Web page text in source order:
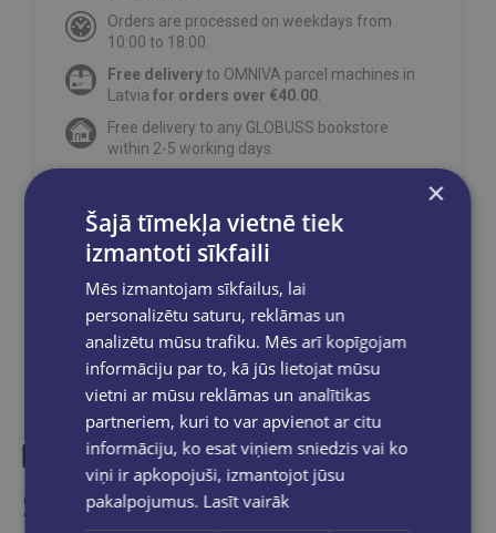
Orders are processed on weekdays from
10:00 to 18:00.
Free deliveryto OMNIVA parcel machines in
Latvia for orders over €40.00
Free delivery to any GLOBUSS bookstore
within 2-5 working days.
Share on social networks:
Similar products
×
Šajā tīmekļa vietnē tiek
izmantoti sīkfaili
Mēs izmantojam sīkfailus, lai
personalizētu saturu, reklāmas un
analizētu mūsu trafiku. Mēs arī kopīgojam
informāciju par to, kā jūs lietojat mūsu
vietni ar mūsu reklāmas un analītikas
partneriem, kuri to var apvienot ar citu
informāciju, ko esat viņiem sniedzis vai ko
viņi ir apkopojuši, izmantojot jūsu
pakalpojumus. Lasīt vairāk